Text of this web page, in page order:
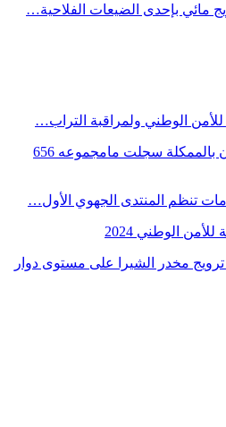
بإحدى الضيعات الفلاحية…
للأمن الوطني ولمراقبة التراب…
2024 : مراكش ضمن أربع مدن بالممكلة سجلت مامجموعه 656
تنظم المنتدى الجهوي الأول…
الوطني 2024
مخدر الشيرا على مستوى دوار